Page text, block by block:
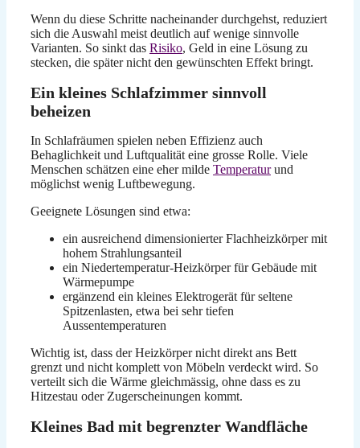
Wenn du diese Schritte nacheinander durchgehst, reduziert
sich die Auswahl meist deutlich auf wenige sinnvolle
Varianten. So sinkt das Risiko, Geld in eine Lösung zu
stecken, die später nicht den gewünschten Effekt bringt.
Ein kleines Schlafzimmer sinnvoll
beheizen
In Schlafräumen spielen neben Effizienz auch
Behaglichkeit und Luftqualität eine grosse Rolle. Viele
Menschen schätzen eine eher milde Temperaturund
möglichst wenig Luftbewegung.
Geeignete Lösungen sind etwa:
ein ausreichend dimensionierter Flachheizkörper mit
hohem Strahlungsanteil
ein Niedertemperatur-Heizkörper für Gebäude mit
Wärmepumpe
ergänzend ein kleines Elektrogerät für seltene
Spitzenlasten, etwa bei sehr tiefen
Aussentemperaturen
Wichtig ist, dass der Heizkörper nicht direkt ans Bett
grenzt und nicht komplett von Möbeln verdeckt wird. So
verteilt sich die Wärme gleichmässig, ohne dass es zu
Hitzestau oder Zugerscheinungen kommt.
Kleines Bad mit begrenzter Wandfläche